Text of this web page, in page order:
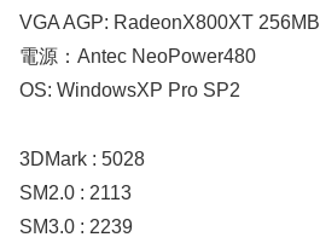
VGA AGP: RadeonX800XT 256MB
電源：Antec NeoPower480
OS: WindowsXP Pro SP2
3DMark : 5028
SM2.0 : 2113
SM3.0 : 2239